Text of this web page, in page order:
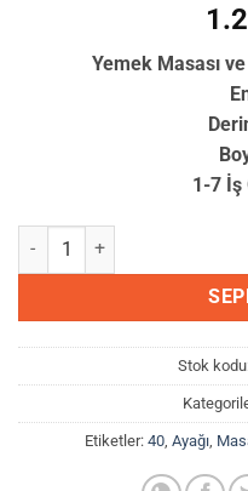
Yemek Masası
1-7 İş
Yemek Masası ve Ofis Masa
Stok
Etiketler: 40 Ayağı